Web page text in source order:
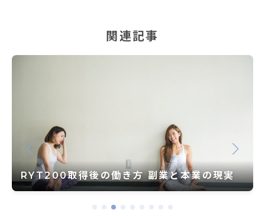
関連記事
RYT200取得後の働き方 副業と本業の現実